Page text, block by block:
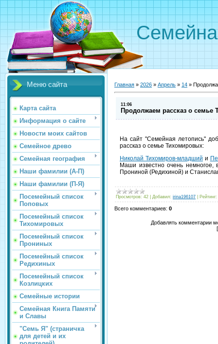
Меню сайта
Карта сайта
Информация о сайте
Новости моих сайтов
Семейное древо
Семейная география
Наши фамилии (А-П)
Наши фамилии (П-Я)
Посемейный список
Поповых
Посемейный список
Тихомировых
Посемейный список
Прониных
Посемейный список
Редихиных
Посемейный список
Козлицких
Семейные истории
Семейная Книга Памяти
и Славы
"Семь Я" (страничка
для детей и их
Главная » 2026 » Апрель » 14 »
11:06
Продолжаем рассказ о семье
На сайт "Семейная летопись"
рассказ о семье Тихомировых:
Николай Тихомиров-младший и
Маши известно очень немногое,
Прониной (Редихиной) и
Просмотров: 42 Добавил: irina196107 Рейтинг:
Всего комментариев: 0
Добавлять комментарии